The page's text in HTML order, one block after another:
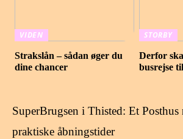
VIDEN
Strakslån – sådan øger du
dine chancer
STORBY
Derfor
busrejse
SuperBrugsen i Thisted: Et
praktiske åbningstider